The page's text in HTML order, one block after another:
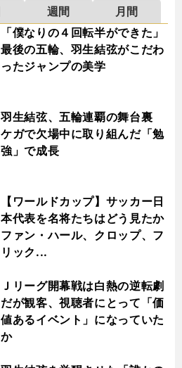
週間
月間
「僕なりの４回転半ができた」
最後の五輪、羽生結弦がこだわ
ったジャンプの美学
羽生結弦、五輪連覇の舞台裏
ケガで欠場中に取り組んだ「勉
強」で成長
【ワールドカップ】サッカー日
本代表を名将たちはどう見たか
ファン・ハール、クロップ、フ
リック...
Ｊリーグ開幕戦は白熱の逆転劇
だが観客、視聴者にとって「価
値あるイベント」になっていた
か